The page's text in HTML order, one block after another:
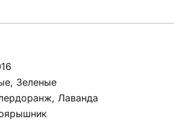
Зеленые
Лаванда